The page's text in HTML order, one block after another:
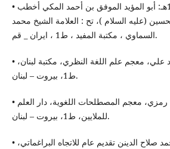
• الخوارزمي: 1367هـ: أبو المؤيد الموفق بن أحمد المكي أخطب
مقتل الحسين (عليه السلام )، تح : العلامة الشيخ محمد
السماوي ، مكتبة المفيد ، ط1 ، ايران _ قم.
• الخولي، 1982م: محمد علي، معجم علم اللغة النظري، مكتبة لبنان،
ط1، بيروت – لبنان.
• البعلبكي، 1990م: رمزي، معجم المصطلحات اللغوية، دار العلم
للملايين، ط1، بيروت – لبنان.
• الشريف: 1986م: محمد صلاح الدينن تقديم عام للاتجاه البراغماتي،